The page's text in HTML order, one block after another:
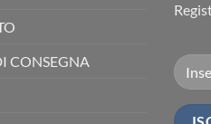
CONSEGNA